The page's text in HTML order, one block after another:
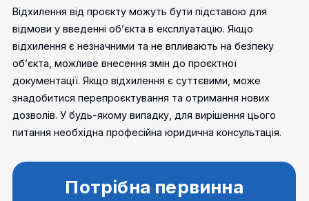
Відхилення від проєкту можуть бути підставою для
відмови у введенні об’єкта в експлуатацію. Якщо
відхилення є незначними та не впливають на безпеку
об’єкта, можливе внесення змін до проєктної
документації. Якщо відхилення є суттєвими, може
знадобитися перепроєктування та отримання нових
дозволів. У будь-якому випадку, для вирішення цього
питання необхідна професійна юридична консультація.
Потрібна первинна